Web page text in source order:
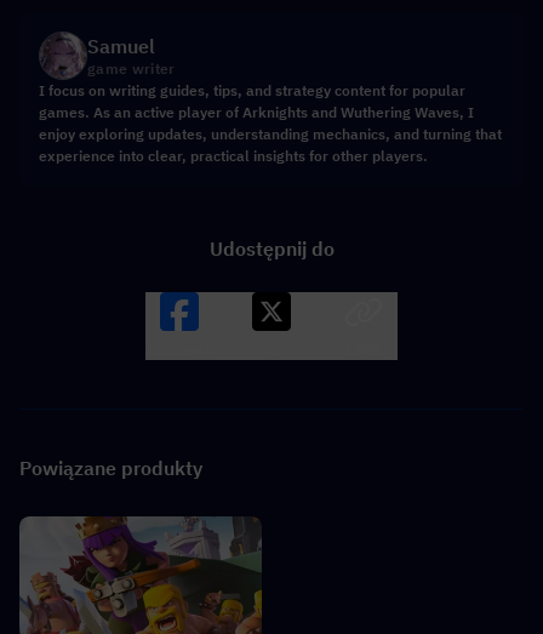
Samuel
game writer
I focus on writing guides, tips, and strategy content for popular
games. As an active player of Arknights and Wuthering Waves, I
enjoy exploring updates, understanding mechanics, and turning that
experience into clear, practical insights for other players.
Udostępnij do
Powiązane produkty